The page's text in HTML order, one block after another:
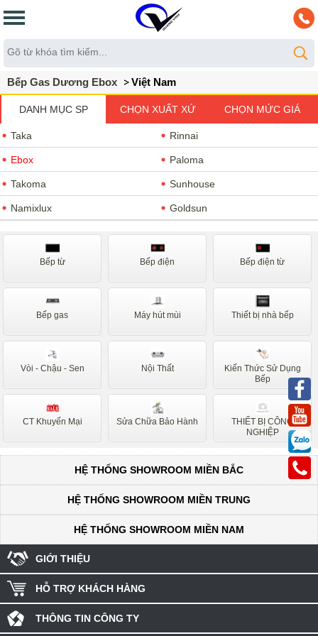
Bếp Gas Dương Ebox Việt Nam
DANH MỤC SP CHỌN XUẤT XỨ CHỌN MỨC GIÁ
Taka Rinnai
Ebox Paloma
Takoma Sunhouse
Namixlux Goldsun
Bếp từ Bếp điện Bếp điện từ
Bếp gas Máy hút mùi Thiết bị nhà bếp
Vòi - Chậu - Sen Nội Thất
Kiến Thức Sử Dụng
Bếp
CT Khuyến Mại Sửa Chữa Bảo Hành
THIẾT BỊ CÔNG
NGHIỆP
HỆ THỐNG SHOWROOM MIỀN BẮC
HỆ THỐNG SHOWROOM MIỀN TRUNG
HỆ THỐNG SHOWROOM MIỀN NAM
GIỚI THIỆU
HỖ TRỢ KHÁCH HÀNG
THÔNG TIN CÔNG TY